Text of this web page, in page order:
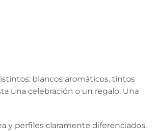
blancos aromáticos, tintos
una celebración o un regalo. Una
y perfiles claramente diferenciados,